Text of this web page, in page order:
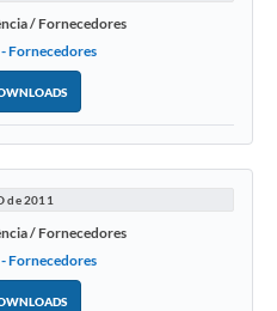
/ Fornecedores
Fornecedores
de 2011
/ Fornecedores
Fornecedores